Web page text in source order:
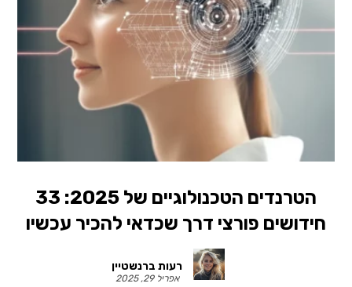
הטרנדים הטכנולוגיים של 2025: 33
חידושים פורצי דרך שכדאי להכיר עכשיו
רעות ברנשטיין
אפריל 29, 2025